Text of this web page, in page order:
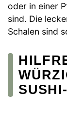
oder in einer
sind. Die
Schalen sind